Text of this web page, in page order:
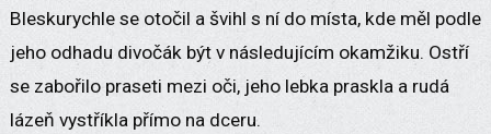
Bleskurychle se otočil a švihl s ní do místa, kde měl podle
jeho odhadu divočák být v následujícím okamžiku. Ostří
se zabořilo praseti mezi oči, jeho lebka praskla a rudá
lázeň vystříkla přímo na dceru.